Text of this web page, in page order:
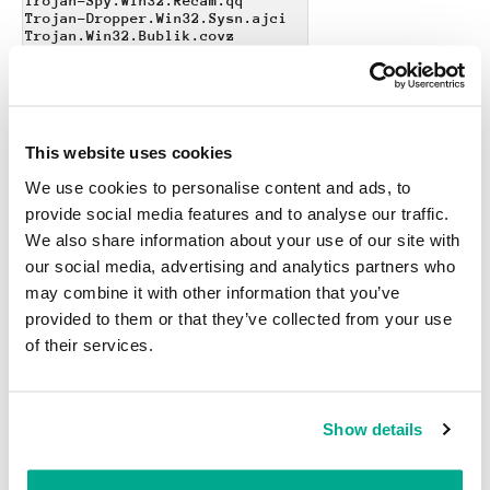
This website uses cookies
We use cookies to personalise content and ads, to
provide social media features and to analyse our traffic.
We also share information about your use of our site with
our social media, advertising and analytics partners who
may combine it with other information that you’ve
provided to them or that they’ve collected from your use
of their services.
Show details
Trojan-Dropper.Win32.Sysn.ajci
Trojan.Win32.Bublik.covz
Trojan.Win32.Inject.mhjl
Trojan.Win32.Agent.ahhee
Trojan.Win32.Agent.ahgxs
MD5s:
684e03daaffa02ffecd6c7747ffa030e
12c9c0bc18fdf98189457a9d112eebfc
b08d4847c370f79af006d113b3d8f6cf